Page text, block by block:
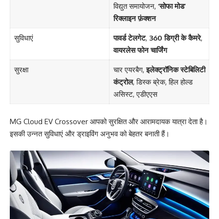
विद्युत समायोजन, ‘सोफा मोड’
रिक्लाइन फ़ंक्शन
सुविधाएं पावर्ड टेलगेट, 360 डिग्री के कैमरे,
वायरलेस फोन चार्जिंग
सुरक्षा चार एयरबैग,इलेक्ट्रॉनिक स्टेबिलिटी
कंट्रोल, डिस्क ब्रेक, हिल होल्ड
असिस्ट, एडीएएस
MG Cloud EV Crossover आपको सुरक्षित और आरामदायक यात्रा देता है।
इसकी उन्नत सुविधाएं और ड्राइविंग अनुभव को बेहतर बनाती हैं।